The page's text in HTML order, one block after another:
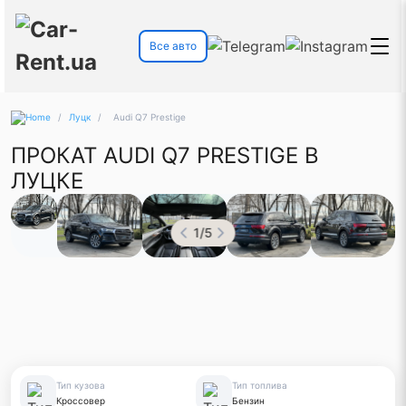
Все авто
/ Луцк / Audi Q7 Prestige
ПРОКАТ AUDI Q7 PRESTIGE В
ЛУЦКЕ
1/5
Тип кузова
Кроссовер
Тип топлива
Бензин